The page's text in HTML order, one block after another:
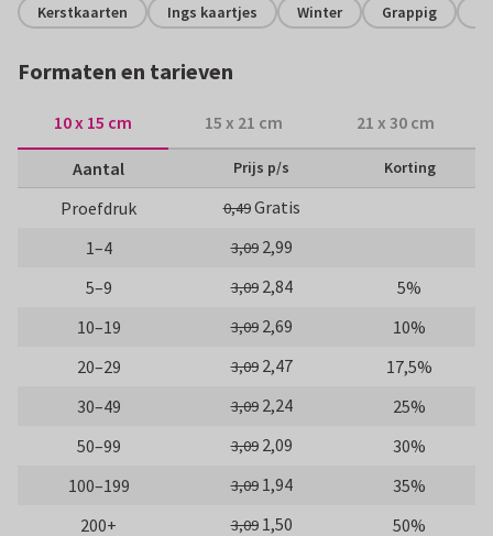
Kerstkaarten Ings kaartjes Winter Grappig
Formaten en tarieven
10 x 15 cm 15 x 21 cm 21 x 30 cm
Aantal Prijs p/s Korting
Proefdruk 0,49Gratis
1–4
3,09 2,99
5–9
3,09 2,84
5%
10–19
3,09 2,69
10%
20–29
3,09 2,47
17,5%
30–49
3,09 2,24
25%
50–99
3,09 2,09
30%
100–199
3,09 1,94
35%
200+
3,09 1,50 50%